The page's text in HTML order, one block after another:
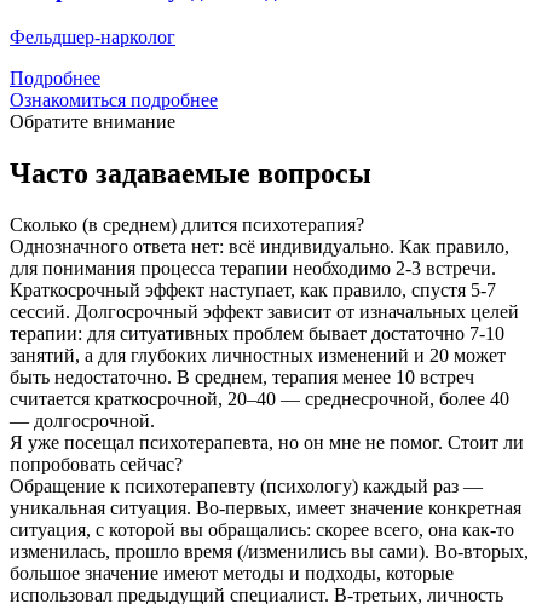
Фельдшер-нарколог
Подробнее
Ознакомиться подробнее
Обратите внимание
Часто задаваемые вопросы
Сколько (в среднем) длится психотерапия?
Однозначного ответа нет: всё индивидуально. Как правило,
для понимания процесса терапии необходимо 2-3 встречи.
Краткосрочный эффект наступает, как правило, спустя 5-7
сессий. Долгосрочный эффект зависит от изначальных целей
терапии: для ситуативных проблем бывает достаточно 7-10
занятий, а для глубоких личностных изменений и 20 может
быть недостаточно. В среднем, терапия менее 10 встреч
считается краткосрочной, 20–40 — среднесрочной, более 40
— долгосрочной.
Я уже посещал психотерапевта, но он мне не помог. Стоит ли
попробовать сейчас?
Обращение к психотерапевту (психологу) каждый раз —
уникальная ситуация. Во-первых, имеет значение конкретная
ситуация, с которой вы обращались: скорее всего, она как-то
изменилась, прошло время (/изменились вы сами). Во-вторых,
большое значение имеют методы и подходы, которые
использовал предыдущий специалист. В-третьих, личность